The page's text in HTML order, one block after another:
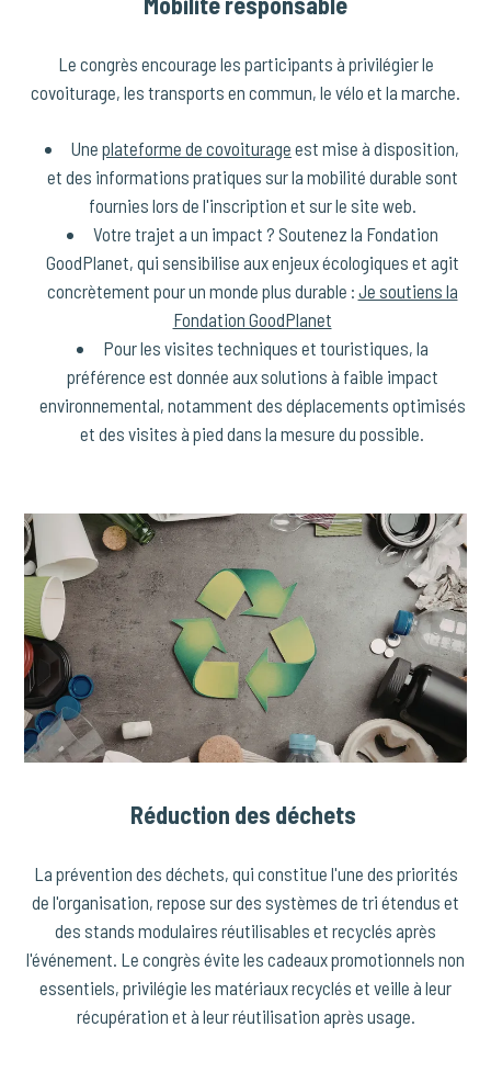
Le congrès encourage les participants à privilégier le
covoiturage, les transports en commun, le vélo et la marche.
Une plateforme de covoiturage est mise à disposition,
et des informations pratiques sur la mobilité durable sont
fournies lors de l'inscription et sur le site web.
Votre trajet a un impact ? Soutenez la Fondation
GoodPlanet, qui sensibilise aux enjeux écologiques et agit
concrètement pour un monde plus durable : Je soutiens la
Fondation GoodPlanet
Pour les visites techniques et touristiques, la
préférence est donnée aux solutions à faible impact
environnemental, notamment des déplacements optimisés
et des visites à pied dans la mesure du possible.
Réduction des déchets
La prévention des déchets, qui constitue l'une des priorités
de l'organisation, repose sur des systèmes de tri étendus et
des stands modulaires réutilisables et recyclés après
l'événement. Le congrès évite les cadeaux promotionnels non
essentiels, privilégie les matériaux recyclés et veille à leur
récupération et à leur réutilisation après usage.